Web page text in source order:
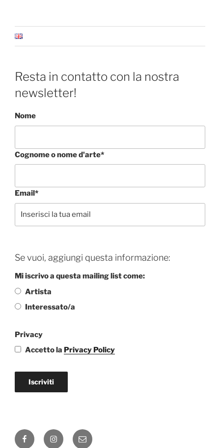
Resta in contatto con la nostra
newsletter!
Nome
Cognome o nome d'arte*
Email*
Se vuoi, aggiungi questa informazione:
Mi iscrivo a questa mailing list come:
Artista
Interessato/a
Privacy
Accetto la Privacy Policy
Iscriviti
FacebookInstagramEmail